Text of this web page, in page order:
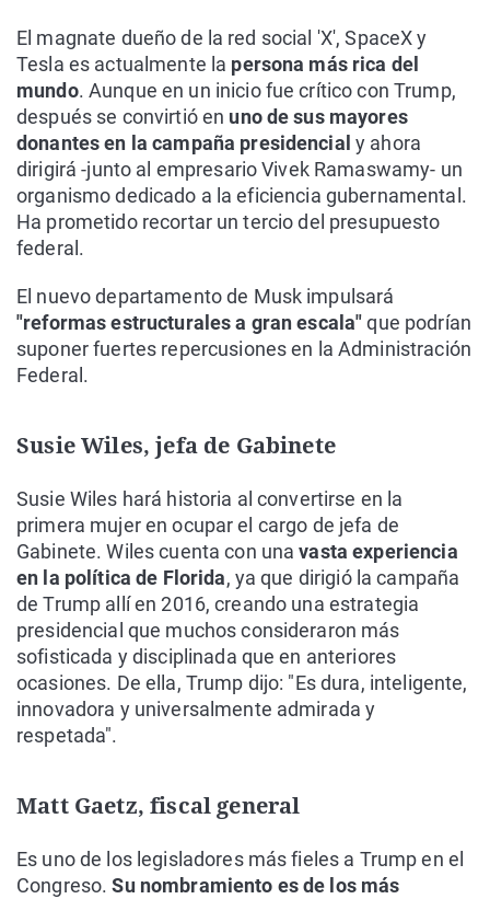
El magnate dueño de la red social 'X', SpaceX y
Tesla es actualmente la persona más rica del
mundo. Aunque en un inicio fue crítico con Trump,
después se convirtió en uno de sus mayores
donantes en la campaña presidencial y ahora
dirigirá -junto al empresario Vivek Ramaswamy- un
organismo dedicado a la eficiencia gubernamental.
Ha prometido recortar un tercio del presupuesto
federal.
El nuevo departamento de Musk impulsará
"reformas estructurales a gran escala"que podrían
suponer fuertes repercusiones en la Administración
Federal.
Susie Wiles, jefa de Gabinete
Susie Wiles hará historia al convertirse en la
primera mujer en ocupar el cargo de jefa de
Gabinete. Wiles cuenta con unavasta experiencia
en la política de Florida, ya que dirigió la campaña
de Trump allí en 2016, creando una estrategia
presidencial que muchos consideraron más
sofisticada y disciplinada que en anteriores
ocasiones. De ella, Trump dijo: "Es dura, inteligente,
innovadora y universalmente admirada y
respetada".
Matt Gaetz, fiscal general
Es uno de los legisladores más fieles a Trump en el
Congreso.Su nombramiento es de los más